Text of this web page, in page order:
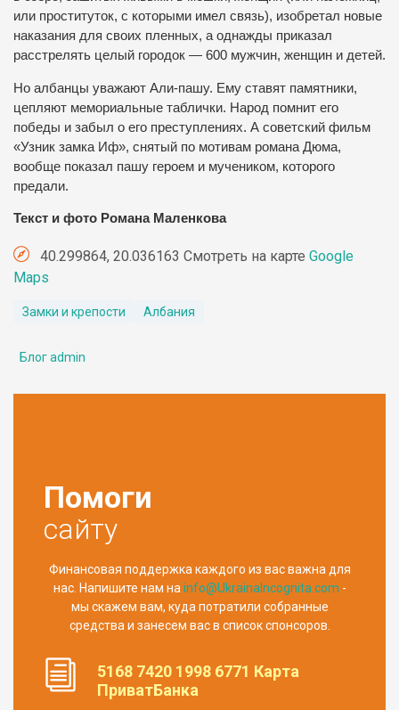
или проституток, с которыми имел связь), изобретал новые
наказания для своих пленных, а однажды приказал
расстрелять целый городок — 600 мужчин, женщин и детей.
Но албанцы уважают Али-пашу. Ему ставят памятники,
цепляют мемориальные таблички. Народ помнит его
победы и забыл о его преступлениях. А советский фильм
«Узник замка Иф», снятый по мотивам романа Дюма,
вообще показал пашу героем и мучеником, которого
предали.
Текст и фото Романа Маленкова
40.299864, 20.036163 Смотреть на карте Google
Maps
Замки и крепости Албания
Блог admin
Помоги
сайту
Финансовая поддержка каждого из вас важна для
нас. Напишите нам наinfo@UkrainaIncognita.com -
мы скажем вам, куда потратили собранные
средства и занесем вас в список спонсоров.
5168 7420 1998 6771 Карта
ПриватБанка